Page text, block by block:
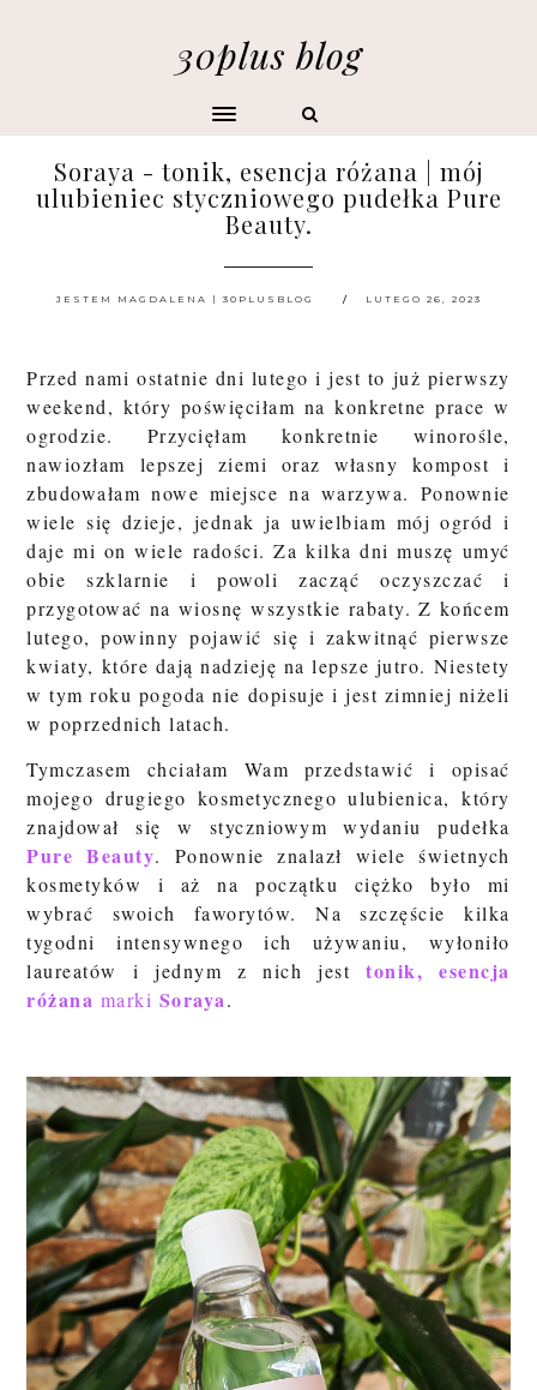
30plus blog
Soraya - tonik, esencja różana | mój
ulubieniec styczniowego pudełka Pure
Beauty.
JESTEM MAGDALENA | 30PLUSBLOG LUTEGO 26, 2023
Przed nami ostatnie dni lutego i jest to już pierwszy
weekend, który poświęciłam na konkretne prace w
ogrodzie. Przycięłam konkretnie winorośle,
nawiozłam lepszej ziemi oraz własny kompost i
zbudowałam nowe miejsce na warzywa. Ponownie
wiele się dzieje, jednak ja uwielbiam mój ogród i
daje mi on wiele radości. Za kilka dni muszę umyć
obie szklarnie i powoli zacząć oczyszczać i
przygotować na wiosnę wszystkie rabaty. Z końcem
lutego, powinny pojawić się i zakwitnąć pierwsze
kwiaty, które dają nadzieję na lepsze jutro. Niestety
w tym roku pogoda nie dopisuje i jest zimniej niżeli
w poprzednich latach.
Tymczasem chciałam Wam przedstawić i opisać
mojego drugiego kosmetycznego ulubienica, który
znajdował się w styczniowym wydaniu pudełka
Pure Beauty. Ponownie znalazł wiele świetnych
kosmetyków i aż na początku ciężko było mi
wybrać swoich faworytów. Na szczęście kilka
tygodni intensywnego ich używaniu, wyłoniło
laureatów i jednym z nich jest
tonik, esencja
różana marki Soraya.